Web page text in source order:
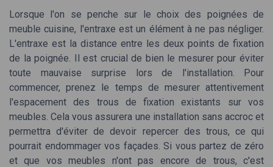
Lorsque l'on se penche sur le choix des poignées de
meuble cuisine, l'entraxe est un élément à ne pas négliger.
L'entraxe est la distance entre les deux points de fixation
de la poignée. Il est crucial de bien le mesurer pour éviter
toute mauvaise surprise lors de l'installation. Pour
commencer, prenez le temps de mesurer attentivement
l'espacement des trous de fixation existants sur vos
meubles. Cela vous assurera une installation sans accroc et
permettra d'éviter de devoir repercer des trous, ce qui
pourrait endommager vos façades. Si vous partez de zéro
et que vos meubles n'ont pas encore de trous, c'est